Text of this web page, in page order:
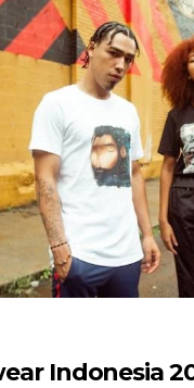
Indonesia